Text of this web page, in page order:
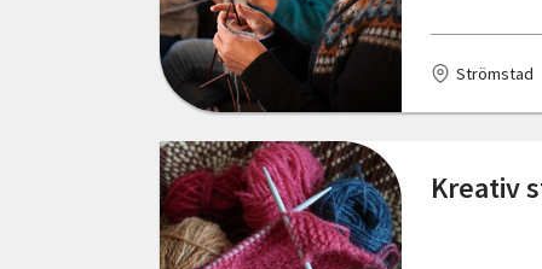
Järpen
Jönköping
Karlshamn
Karlskrona
Strömstad
Kreativ